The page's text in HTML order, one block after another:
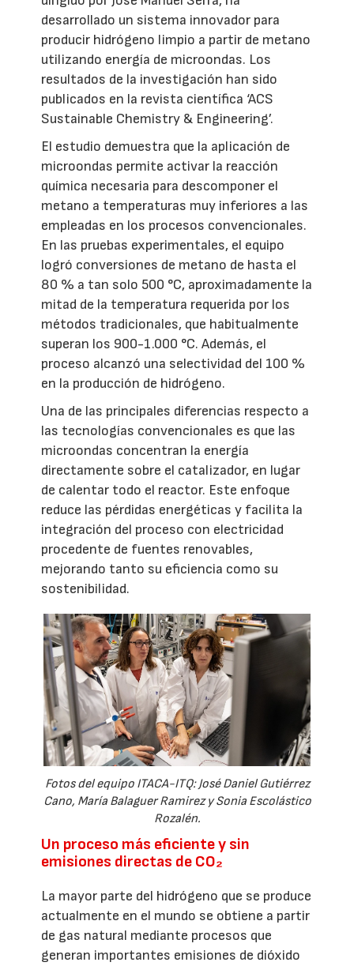
desarrollado un sistema innovador para
producir hidrógeno limpio a partir de metano
utilizando energía de microondas. Los
resultados de la investigación han sido
publicados en la revista científica ‘ACS
Sustainable Chemistry & Engineering’.
El estudio demuestra que la aplicación de
microondas permite activar la reacción
química necesaria para descomponer el
metano a temperaturas muy inferiores a las
empleadas en los procesos convencionales.
En las pruebas experimentales, el equipo
logró conversiones de metano de hasta el
80 % a tan solo 500 °C, aproximadamente la
mitad de la temperatura requerida por los
métodos tradicionales, que habitualmente
superan los 900-1.000 °C. Además, el
proceso alcanzó una selectividad del 100 %
en la producción de hidrógeno.
Una de las principales diferencias respecto a
las tecnologías convencionales es que las
microondas concentran la energía
directamente sobre el catalizador, en lugar
de calentar todo el reactor. Este enfoque
reduce las pérdidas energéticas y facilita la
integración del proceso con electricidad
procedente de fuentes renovables,
mejorando tanto su eficiencia como su
sostenibilidad.
Fotos del equipo ITACA-ITQ: José Daniel Gutiérrez
Cano, María Balaguer Ramirez y Sonia Escolástico
Rozalén.
Un proceso más eficiente y sin
emisiones directas de CO₂
La mayor parte del hidrógeno que se produce
actualmente en el mundo se obtiene a partir
de gas natural mediante procesos que
generan importantes emisiones de dióxido